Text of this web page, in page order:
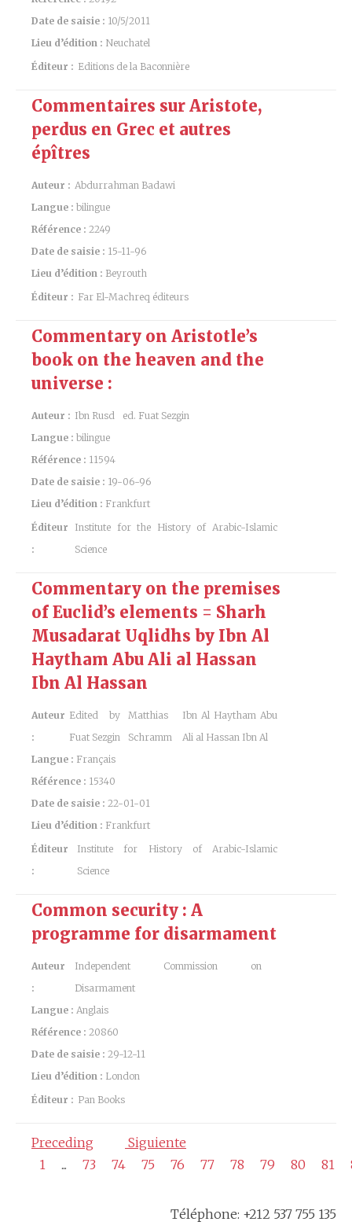
Date de saisie : 10/5/2011
Lieu d’édition : Neuchatel
Éditeur : Editions de la Baconnière
Commentaires sur Aristote,
perdus en Grec et autres
épîtres
Auteur : Abdurrahman Badawi
Langue : bilingue
Référence : 2249
Date de saisie : 15-11-96
Lieu d’édition : Beyrouth
Éditeur : Far El-Machreq éditeurs
Commentary on Aristotle’s
book on the heaven and the
universe :
Auteur : Ibn Rusd
ed. Fuat Sezgin
Langue : bilingue
Référence : 11594
Date de saisie : 19-06-96
Lieu d’édition : Frankfurt
Éditeur
:
Institute for the History of Arabic-Islamic
Science
Commentary on the premises
of Euclid’s elements = Sharh
Musadarat Uqlidhs by Ibn Al
Haytham Abu Ali al Hassan
Ibn Al Hassan
Auteur
:
Edited by
Fuat Sezgin
Matthias
Schramm
Ibn Al Haytham Abu
Ali al Hassan Ibn Al
Langue : Français
Référence : 15340
Date de saisie : 22-01-01
Lieu d’édition : Frankfurt
Éditeur
:
Institute for History of Arabic-Islamic
Science
Common security : A
programme for disarmament
Auteur
:
Independent Commission on
Disarmament
Langue : Anglais
Référence : 20860
Date de saisie : 29-12-11
Lieu d’édition : London
Éditeur : Pan Books
Preceding
Siguiente
1
... 73 74 75 76 77 78 79 80 81
Téléphone: +212 537 755 135